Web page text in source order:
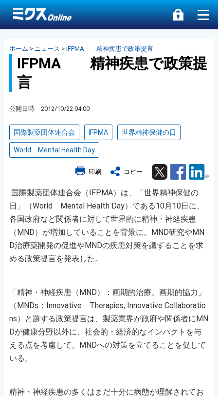
ホーム > ニュース > IFPMA 精神疾患で政策提言
IFPMA 精神疾患で政策提
言
公開日時 2012/10/22 04:00
国際製薬団体連合会 IFPMA 世界精神保健の日
World Mental Health Day
印刷 コピー Twitter Facebook
国際製薬団体連合会（IFPMA）は、「世界精神保健の
日」（World Mental Health Day）である10月10日に、
各国政府など関係者に対して世界的に精神・神経疾患
（MND）が増加していることを背景に、MND研究やMN
D治療薬開発の促進やMNDの疾患対策を講ずることを求
める政策提言を発表した。
「精神・神経疾患（MND）：画期的治療、画期的協力」
（MNDs：Innovative Therapies, Innovative Collaboratio
ns）と題する政策提言は、製薬業界が政府や関係者にMN
Dが健康分野以外に、社会的・経済的なインパクトを与
える点を考慮して、MNDへの対策を立てることを促して
いる。
精神・神経疾患の多くはまだ十分に病態が理解されてお